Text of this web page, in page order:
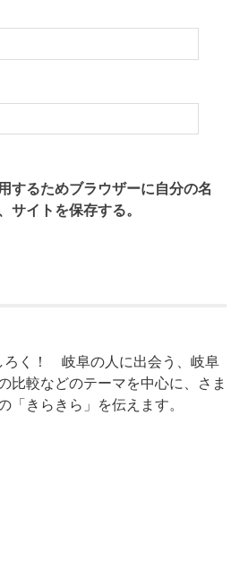
するためブラウザーに自分の名
サイトを保存する。
ろく！ 岐阜の人に出会う、岐阜
比較などのテーマを中心に、さま
「きらきら」を伝えます。